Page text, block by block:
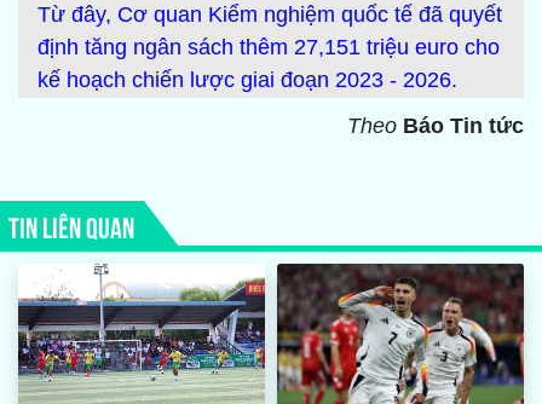
Từ đây, Cơ quan Kiểm nghiệm quốc tế đã quyết
định tăng ngân sách thêm 27,151 triệu euro cho
kế hoạch chiến lược giai đoạn 2023 - 2026.
Theo Báo Tin tức
TIN LIÊN QUAN